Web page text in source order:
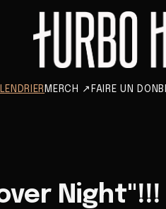
MERCH ↗ FAIRE UN DON
Night"!!!